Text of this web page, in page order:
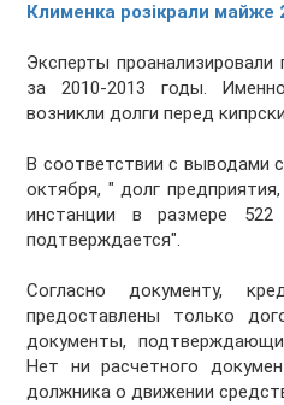
Клименка розікрали майже
Эксперты
за 2010-2013 годы.
возникли долги перед
В соответствии с выводами
октября, " долг
инстанции в размере
подтверждается".
Согласно документу,
предоставлены только
документы,
Нет ни расчетного
должника о движении